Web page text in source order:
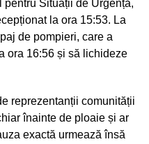
pentru Situații de Urgență,
la ora 15:53. La
de pompieri, care a
ora 16:56 și să lichideze
reprezentanții comunității
înainte de ploaie și ar
exactă urmează însă